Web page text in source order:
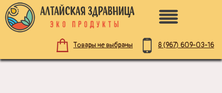
ПО НАЗНАЧЕНИЮ
8 (967) 609-03-16
Товары не выбраны